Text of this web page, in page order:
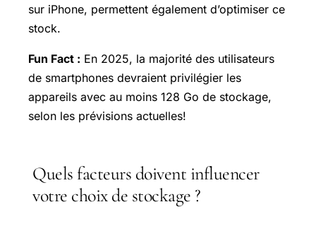
sur iPhone, permettent également d’optimiser ce
stock.
Fun Fact : En 2025, la majorité des utilisateurs
de smartphones devraient privilégier les
appareils avec au moins 128 Go de stockage,
selon les prévisions actuelles!
Quels facteurs doivent influencer
votre choix de stockage ?